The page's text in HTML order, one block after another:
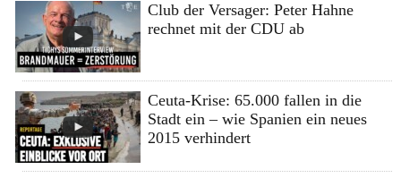
Club der Versager: Peter Hahne
rechnet mit der CDU ab
Ceuta-Krise: 65.000 fallen in die
Stadt ein – wie Spanien ein neues
2015 verhindert